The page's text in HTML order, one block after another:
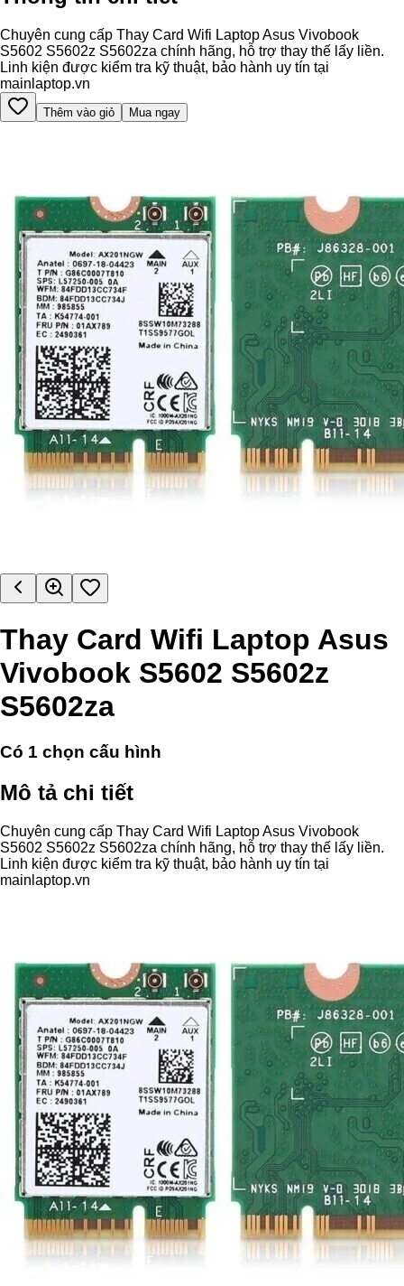
Chuyên cung cấp Thay Card Wifi Laptop Asus Vivobook
S5602 S5602z S5602za chính hãng, hỗ trợ thay thế lấy liền.
Linh kiện được kiểm tra kỹ thuật, bảo hành uy tín tại
mainlaptop.vn
Thêm vào giỏ Mua ngay
Thay Card Wifi Laptop Asus
Vivobook S5602 S5602z
S5602za
Có 1 chọn cấu hình
Mô tả chi tiết
Chuyên cung cấp Thay Card Wifi Laptop Asus Vivobook
S5602 S5602z S5602za chính hãng, hỗ trợ thay thế lấy liền.
Linh kiện được kiểm tra kỹ thuật, bảo hành uy tín tại
mainlaptop.vn